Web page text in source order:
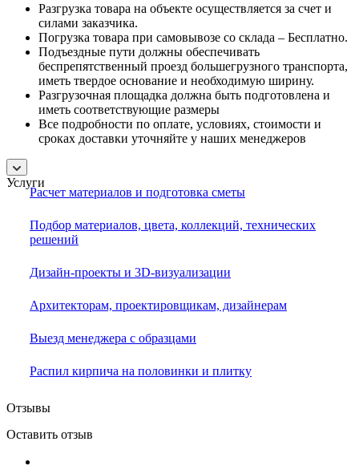
Разгрузка товара на объекте осуществляется за счет и
силами заказчика.
Погрузка товара при самовывозе со склада – Бесплатно.
Подъездные пути должны обеспечивать
беспрепятственный проезд большегрузного транспорта,
иметь твердое основание и необходимую ширину.
Разгрузочная площадка должна быть подготовлена и
иметь соответствующие размеры
Все подробности по оплате, условиях, стоимости и
сроках доставки уточняйте у наших менеджеров
Услуги
Расчет материалов и подготовка сметы
Подбор материалов, цвета, коллекций, технических
решений
Дизайн-проекты и 3D-визуализации
Архитекторам, проектировщикам, дизайнерам
Выезд менеджера с образцами
Распил кирпича на половинки и плитку
Отзывы
Оставить отзыв